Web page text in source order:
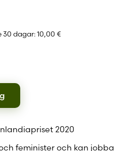
30 dagar:10,00 €
2020
feminister och kan jobba